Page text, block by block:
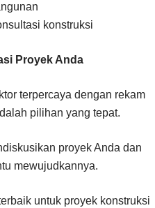
konstruksi
Proyek Anda
terpercaya dengan rekam
pilihan yang tepat.
proyek Anda dan
mewujudkannya.
untuk proyek konstruksi